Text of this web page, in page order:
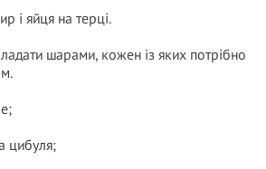
і яйця на терці.
шарами, кожен із яких потрібно
цибуля;